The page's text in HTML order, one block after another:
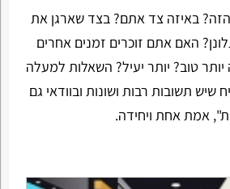
באיזה צד אתם? בצד שארגן את
האם אתם זוכרים זמנים אחרים
יותר טוב? יותר יעיל? השאלות למעלה
שיש תשובות רבות ושונות ובוודאי גם
אמת אחת ויחידה.